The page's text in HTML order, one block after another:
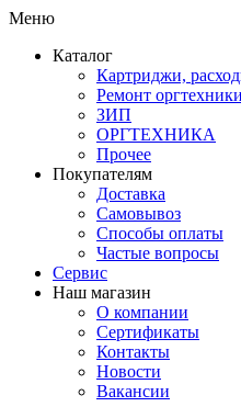
Меню
Каталог
Картриджи,
Ремонт оргтехники
ЗИП
ОРГТЕХНИКА
Прочее
Покупателям
Доставка
Самовывоз
Способы оплаты
Частые вопросы
Сервис
Наш магазин
О компании
Сертификаты
Контакты
Новости
Вакансии